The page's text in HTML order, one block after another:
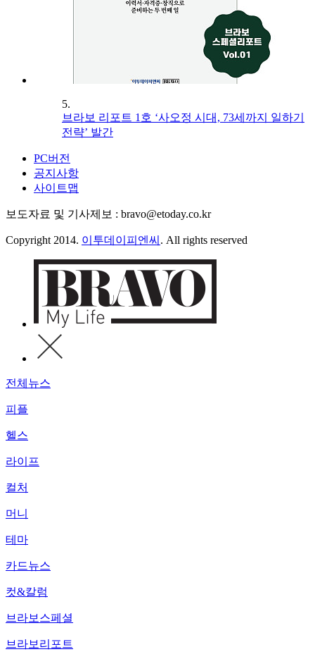
5.
브라보 리포트 1호 ‘사오정 시대, 73세까지 일하기
전략’ 발간
PC버전
공지사항
사이트맵
보도자료 및 기사제보 : bravo@etoday.co.kr
Copyright 2014. 이투데이피엔씨 . All rights reserved
전체뉴스
피플
헬스
라이프
컬처
머니
테마
카드뉴스
컷&칼럼
브라보스페셜
브라보리포트